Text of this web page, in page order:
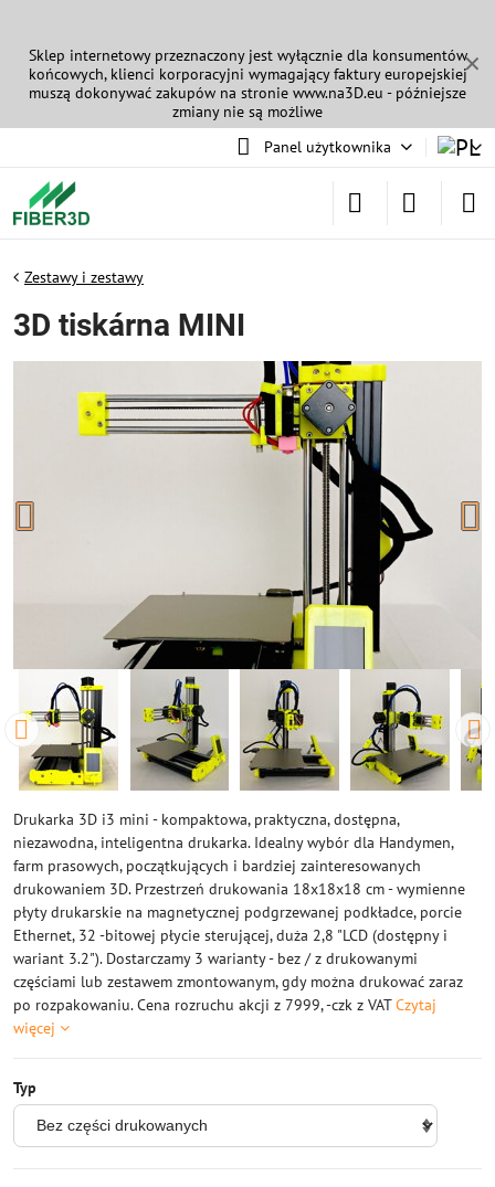
✕
Sklep internetowy przeznaczony jest wyłącznie dla konsumentów
końcowych, klienci korporacyjni wymagający faktury europejskiej
muszą dokonywać zakupów na stronie www.na3D.eu - późniejsze
zmiany nie są możliwe
Panel użytkownika
Zestawy i zestawy
3D tiskárna MINI
Drukarka 3D i3 mini - kompaktowa, praktyczna, dostępna,
niezawodna, inteligentna drukarka. Idealny wybór dla Handymen,
farm prasowych, początkujących i bardziej zainteresowanych
drukowaniem 3D. Przestrzeń drukowania 18x18x18 cm - wymienne
płyty drukarskie na magnetycznej podgrzewanej podkładce, porcie
Ethernet, 32 -bitowej płycie sterującej, duża 2,8 "LCD (dostępny i
wariant 3.2"). Dostarczamy 3 warianty - bez / z drukowanymi
częściami lub zestawem zmontowanym, gdy można drukować zaraz
po rozpakowaniu. Cena rozruchu akcji z 7999, -czk z VATCzytaj
więcej
Typ